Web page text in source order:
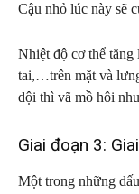
Cậu nhỏ lúc này sẽ
Nhiệt độ cơ thể tăng
tai,…trên mặt và
dội thì vã mồ hôi
Giai đoạn 3:
Một trong những